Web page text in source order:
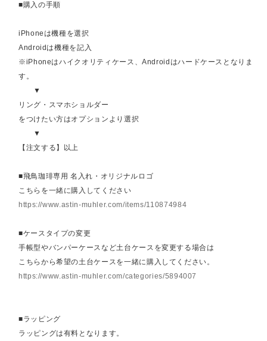
■購入の手順
iPhoneは機種を選択
Androidは機種を記入
※iPhoneはハイクオリティケース、Androidはハードケースとなりま
す。
▼
リング・スマホショルダー
をつけたい方はオプションより選択
▼
【注文する】以上
■飛鳥珈琲専用 名入れ・オリジナルロゴ
こちらを一緒に購入してください
https://www.astin-muhler.com/items/110874984
■ケースタイプの変更
手帳型やバンパーケースなど土台ケースを変更する場合は
こちらから希望の土台ケースを一緒に購入してください。
https://www.astin-muhler.com/categories/5894007
■ラッピング
ラッピングは有料となります。